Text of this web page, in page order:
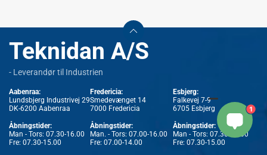
Teknidan A/S
- Leverandør til Industrien
Aabenraa:
Lundsbjerg Industrivej 29
DK-6200 Aabenraa
Åbningstider:
Man - Tors: 07.30-16.00
Fre: 07.30-15.00
Fredericia:
Smedevænget 14
7000 Fredericia
Åbningstider:
Man. - Tors: 07.00-16.00
Fre: 07.00-14.00
Esbjerg:
Falkevej 7-9
6705 Esbjerg
Åbningstider:
Man - Tors: 07.30-16.00
Fre: 07.30-15.00
1